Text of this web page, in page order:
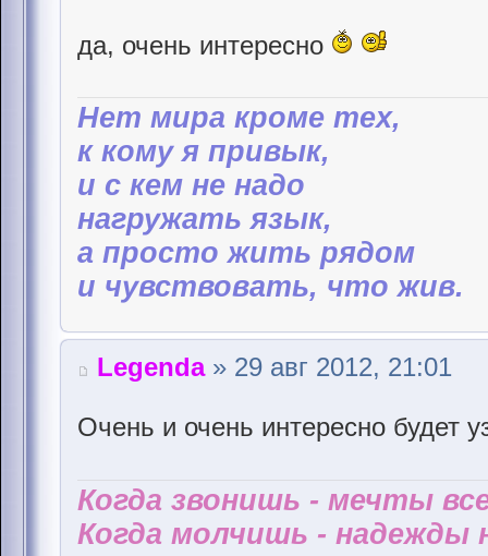
да, очень интересно
Hет мира кроме тех,
к кому я привык,
и с кем не надо
нагружать язык,
а просто жить рядом
и чувствовать, что жив.
Legenda» 29 авг 2012, 21:01
Очень и очень интересно будет
Когда звонишь - мечты
Когда молчишь - надежды